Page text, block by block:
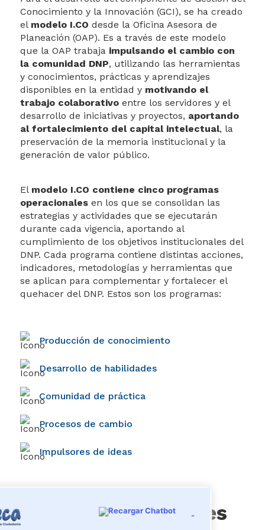
-
Transparencia y acceso a la
información pública
Atención y Servicios a la
ciudadanía
Participa
Conocimiento y la Innovación (GCI), se ha creado
el modelo I.CO desde la Oficina Asesora de
Planeación (OAP). Es a través de este modelo
que la OAP trabaja impulsando el cambio con
la comunidad DNP, utilizando las herramientas
y conocimientos, prácticas y aprendizajes
disponibles en la entidad y motivando el
trabajo colaborativo entre los servidores y el
desarrollo de iniciativas y proyectos, aportando
al fortalecimiento del capital intelectual, la
preservación de la memoria institucional y la
generación de valor público.​
El modelo I.CO contiene cinco programas
operacionales en los que se consolidan las
estrategias y actividades que se ejecutarán
durante cada vigencia, aportando al
cumplimiento de los objetivos institucionales del
DNP. Cada programa contiene distintas acciones,
indicadores, metodologías y herramientas que
se aplican para complementar y fortalecer el
quehacer del DNP. Estos son los programas:​
Producción de conocimiento
Desarrollo de habilidades​
Comunidad de práctica
Procesos de cambio
Impulsores de ideas
Conoce los informes